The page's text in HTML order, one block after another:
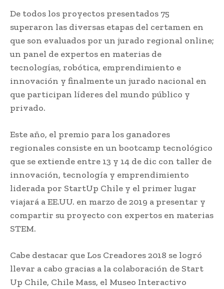
De todos los proyectos presentados 75
superaron las diversas etapas del certamen en
que son evaluados por un jurado regional online;
un panel de expertos en materias de
tecnologías, robótica, emprendimiento e
innovación y finalmente un jurado nacional en
que participan líderes del mundo público y
privado.
Este año, el premio para los ganadores
regionales consiste en un bootcamp tecnológico
que se extiende entre 13 y 14 de dic con taller de
innovación, tecnología y emprendimiento
liderada por StartUp Chile y el primer lugar
viajará a EE.UU. en marzo de 2019 a presentar y
compartir su proyecto con expertos en materias
STEM.
Cabe destacar que Los Creadores 2018 se logró
llevar a cabo gracias a la colaboración de Start
Up Chile, Chile Mass, el Museo Interactivo